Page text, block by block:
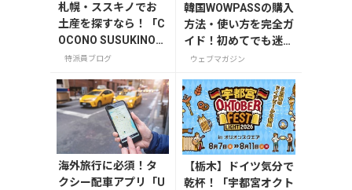
札幌・ススキノでお
土産を探すなら！「C
OCONO SUSUKINO」
お土産編
特派員ブログ
韓国WOWPASSの購入
方法・使い方を完全ガ
イド！初めてでも迷わ
ない
ウェブマガジン
海外旅行に必須！タ
クシー配車アプリ「U
【栃木】ドイツ気分で
乾杯！「宇都宮オクト